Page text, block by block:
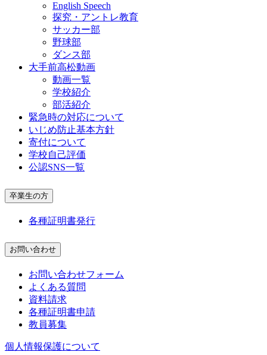
English Speech
探究・アントレ教育
サッカー部
野球部
ダンス部
大手前高松動画
動画一覧
学校紹介
部活紹介
緊急時の対応について
いじめ防止基本方針
寄付について
学校自己評価
公認SNS一覧
卒業生の方
各種証明書発行
お問い合わせ
お問い合わせフォーム
よくある質問
資料請求
各種証明書申請
教員募集
個人情報保護について